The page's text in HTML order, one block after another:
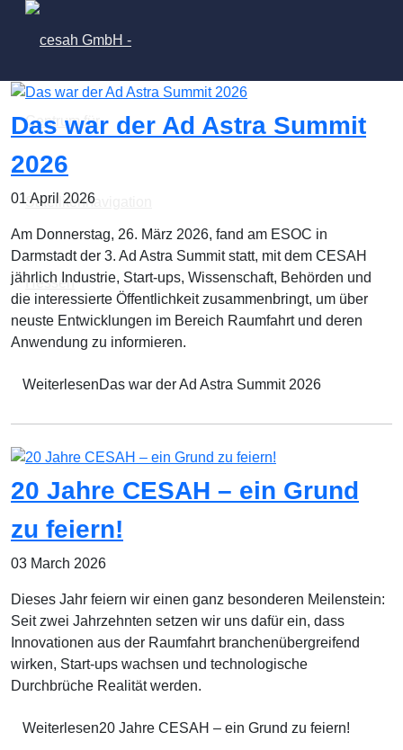
Das war der Ad Astra Summit
2026
01 April 2026
Am Donnerstag, 26. März 2026, fand am ESOC in
Darmstadt der 3. Ad Astra Summit statt, mit dem CESAH
jährlich Industrie, Start-ups, Wissenschaft, Behörden und
die interessierte Öffentlichkeit zusammenbringt, um über
neuste Entwicklungen im Bereich Raumfahrt und deren
Anwendung zu informieren.
WeiterlesenDas war der Ad Astra Summit 2026
20 Jahre CESAH – ein Grund
zu feiern!
03 March 2026
Dieses Jahr feiern wir einen ganz besonderen Meilenstein:
Seit zwei Jahrzehnten setzen wir uns dafür ein, dass
Innovationen aus der Raumfahrt branchenübergreifend
wirken, Start-ups wachsen und technologische
Durchbrüche Realität werden.
Weiterlesen20 Jahre CESAH – ein Grund zu feiern!